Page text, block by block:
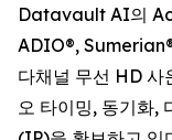
Datavault AI의
ADIO®,
다채널 무선 HD 사
오 타이밍, 동기화,